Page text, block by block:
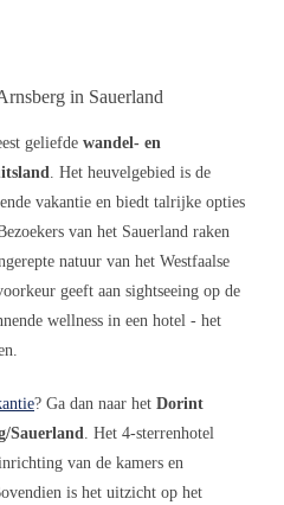
in Sauerland
geliefde wandel- en
. Het heuvelgebied is de
vakantie en biedt talrijke opties
van het Sauerland raken
natuur van het Westfaalse
geeft aan sightseeing op de
wellness in een hotel - het
? Ga dan naar het Dorint
Sauerland . Het 4-sterrenhotel
van de kamers en
is het uitzicht op het